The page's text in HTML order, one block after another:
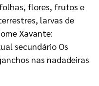
flores, frutos e
larvas de
Xavante:
secundário Os
nas nadadeiras